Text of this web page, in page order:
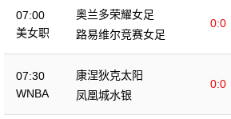
07:00
美女职
奥兰多荣耀女足
0:0
路易维尔竞赛女足
07:30
WNBA
康涅狄克太阳
0:0
凤凰城水银